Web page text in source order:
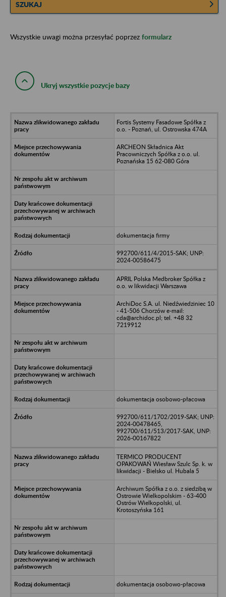
SZUKAJ
Wszystkie uwagi można przesyłać poprzez formularz
Ukryj wszystkie pozycje bazy
Fortis Systemy Fasadowe Spółka z
o.o. - Poznań, ul. Ostrowska 474A
ARCHEON Składnica Akt
Pracowniczych Spółka z o.o. ul.
Poznańska 15 62-080 Góra
dokumentacja firmy
992700/611/4/2015-SAK; UNP:
2024-00586475
APRIL Polska Medbroker Spółka z
o.o. w likwidacji Warszawa
ArchiDoc S.A. ul. Niedźwiedziniec 10
- 41-506 Chorzów e-mail:
cda@archidoc.pl; tel. +48 32
7219912
dokumentacja osobowo-płacowa
992700/611/1702/2019-SAK; UNP:
2024-00478465,
992700/611/513/2017-SAK, UNP:
2026-00167822
TERMICO PRODUCENT
OPAKOWAŃ Wiesław Szulc Sp. k. w
likwidacji - Bielsko ul. Hubala 5
Archiwum Spółka z o.o. z siedzibą w
Ostrowie Wielkopolskim - 63-400
Ostrów Wielkopolski, ul.
Krotoszyńska 161
dokumentacja osobowo-płacowa